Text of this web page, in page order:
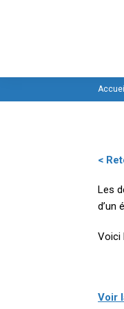
Accueil
<
Les
d’un
Voici
Voir